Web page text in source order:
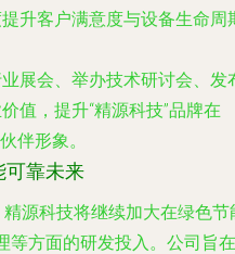
升客户满意度与设备生命周
业展会、举办技术研讨会、发
值，提升“精源科技”品牌在
伴形象。
可靠未来
源科技将继续加大在绿色节
等方面的研发投入。公司旨在